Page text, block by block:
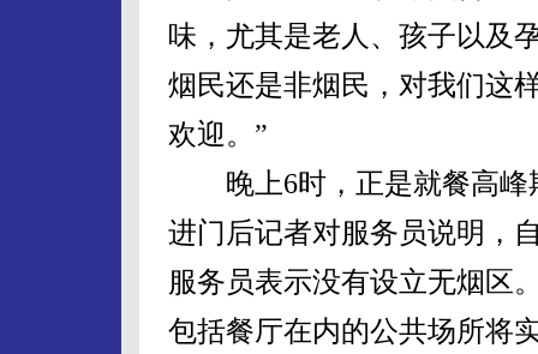
味，尤其是老人、孩子以及
烟民还是非烟民，对我们这
欢迎。”
晚上6时，正是就餐高峰
进门后记者对服务员说明，
服务员表示没有设立无烟区
包括餐厅在内的公共场所将